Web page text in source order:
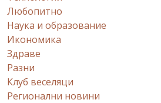
Любопитно
Наука и образование
Икономика
Здраве
Разни
Клуб веселяци
Регионални новини